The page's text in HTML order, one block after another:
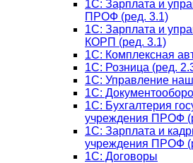
1C: Зарплата и
ПРОФ (ред. 3.1)
1C: Зарплата и
КОРП (ред. 3.1)
1C: Комплексная
1С: Розница (ред.
1С: Управление
1С:
1C: Бухгалтерия
учреждения ПРОФ
1C: Зарплата и
учреждения ПРОФ
1С: Договоры